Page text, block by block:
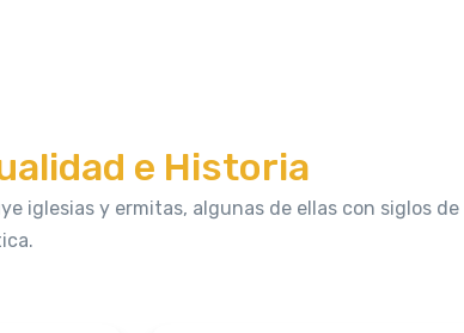
e Historia
iglesias y ermitas, algunas de ellas con siglos de